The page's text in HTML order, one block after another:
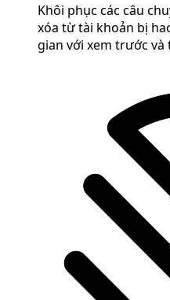
Khôi phục các câu
xóa từ tài khoản bị
gian với xem trước và